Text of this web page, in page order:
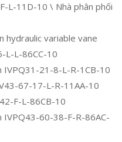
L-11D-10 \ Nhà phân phối
hydraulic variable vane
L-L-86CC-10
IVPQ31-21-8-L-R-1CB-10
67-17-L-R-11AA-10
F-L-86CB-10
IVPQ43-60-38-F-R-86AC-